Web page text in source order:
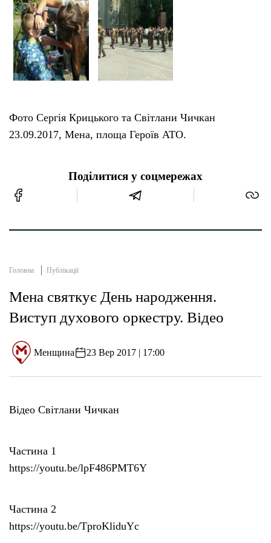
Фото Сергія Крицького та Світлани Чичкан
23.09.2017, Мена, площа Героїв АТО.
Поділитися у соцмережах
Головна Публікації
Мена святкує День народження.
Виступ духового оркестру. Відео
Менщина 23 Вер 2017 | 17:00
Відео Світлани Чичкан
Частина 1
https://youtu.be/lpF486PMT6Y
Частина 2
https://youtu.be/TproKliduYc